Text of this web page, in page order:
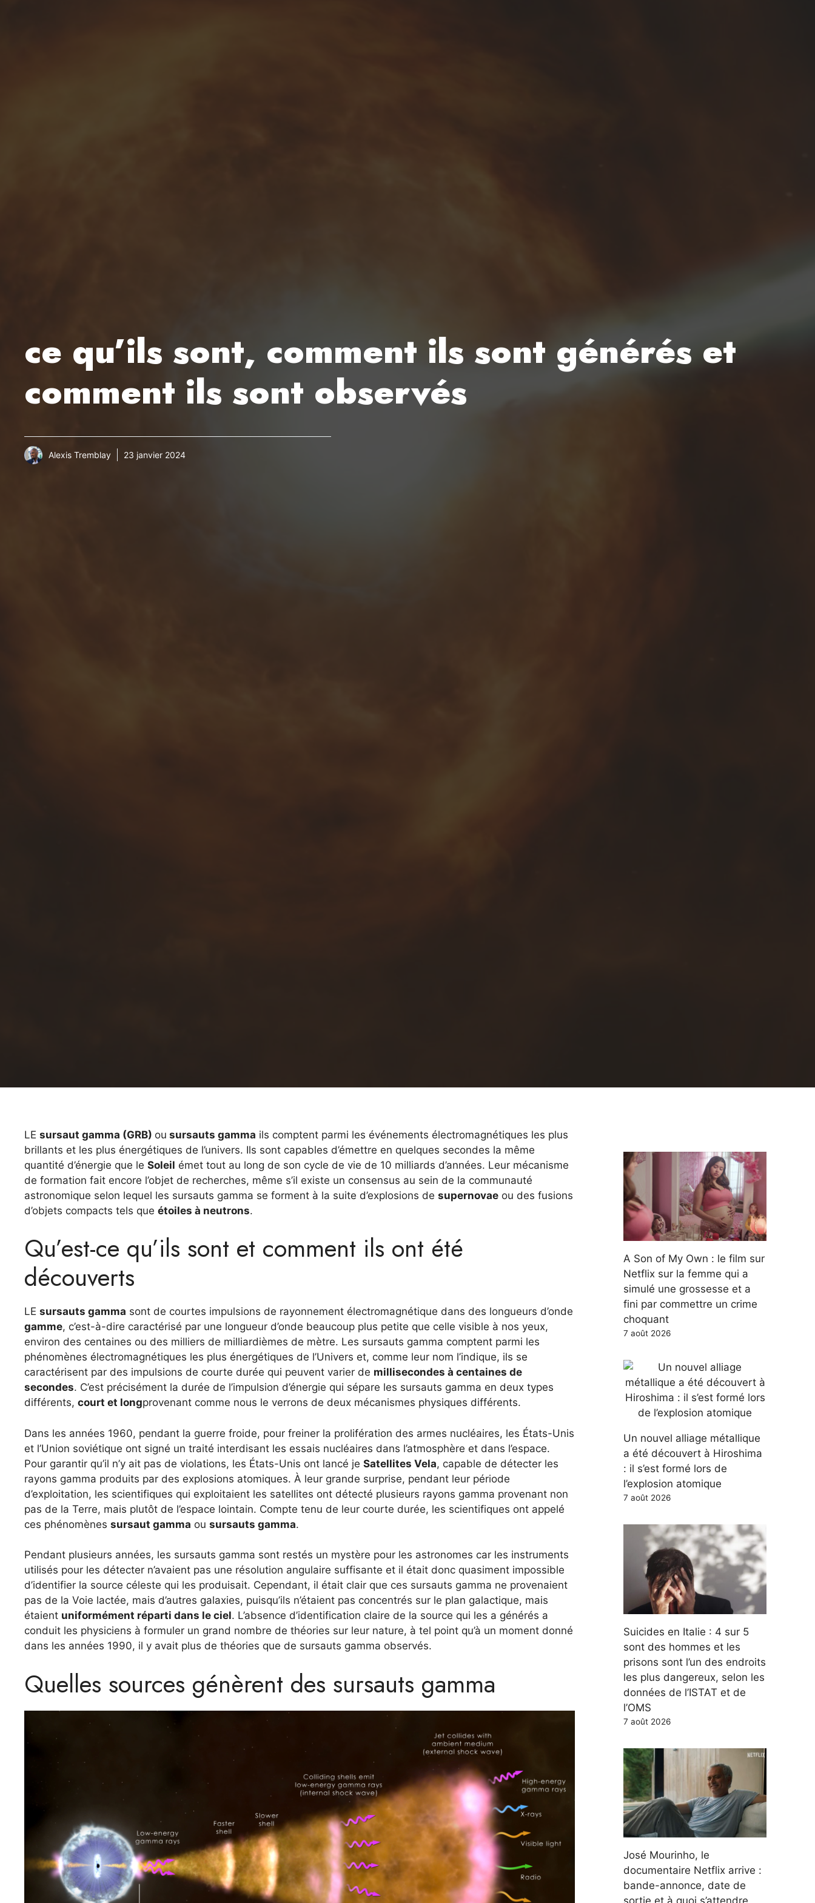
ce qu’ils sont, comment ils sont générés et
comment ils sont observés
Alexis Tremblay 23 janvier 2024
LE sursaut gamma (GRB) ou sursauts gamma ils comptent parmi les événements électromagnétiques les plus
brillants et les plus énergétiques de l’univers. Ils sont capables d’émettre en quelques secondes la même
quantité d’énergie que le Soleil émet tout au long de son cycle de vie de 10 milliards d’années. Leur mécanisme
de formation fait encore l’objet de recherches, même s’il existe un consensus au sein de la communauté
astronomique selon lequel les sursauts gamma se forment à la suite d’explosions de supernovae ou des fusions
d’objets compacts tels que étoiles à neutrons.
Qu’est-ce qu’ils sont et comment ils ont été
découverts
LE sursauts gamma sont de courtes impulsions de rayonnement électromagnétique dans des longueurs d’onde
gamme, c’est-à-dire caractérisé par une longueur d’onde beaucoup plus petite que celle visible à nos yeux,
environ des centaines ou des milliers de milliardièmes de mètre. Les sursauts gamma comptent parmi les
phénomènes électromagnétiques les plus énergétiques de l’Univers et, comme leur nom l’indique, ils se
caractérisent par des impulsions de courte durée qui peuvent varier de millisecondes à centaines de
secondes. C’est précisément la durée de l’impulsion d’énergie qui sépare les sursauts gamma en deux types
différents, court et longprovenant comme nous le verrons de deux mécanismes physiques différents.
Dans les années 1960, pendant la guerre froide, pour freiner la prolifération des armes nucléaires, les États-Unis
et l’Union soviétique ont signé un traité interdisant les essais nucléaires dans l’atmosphère et dans l’espace.
Pour garantir qu’il n’y ait pas de violations, les États-Unis ont lancé je Satellites Vela, capable de détecter les
rayons gamma produits par des explosions atomiques. À leur grande surprise, pendant leur période
d’exploitation, les scientifiques qui exploitaient les satellites ont détecté plusieurs rayons gamma provenant non
pas de la Terre, mais plutôt de l’espace lointain. Compte tenu de leur courte durée, les scientifiques ont appelé
ces phénomènes sursaut gamma ou sursauts gamma.
Pendant plusieurs années, les sursauts gamma sont restés un mystère pour les astronomes car les instruments
utilisés pour les détecter n’avaient pas une résolution angulaire suffisante et il était donc quasiment impossible
d’identifier la source céleste qui les produisait. Cependant, il était clair que ces sursauts gamma ne provenaient
pas de la Voie lactée, mais d’autres galaxies, puisqu’ils n’étaient pas concentrés sur le plan galactique, mais
étaient uniformément réparti dans le ciel. L’absence d’identification claire de la source qui les a générés a
conduit les physiciens à formuler un grand nombre de théories sur leur nature, à tel point qu’à un moment donné
dans les années 1990, il y avait plus de théories que de sursauts gamma observés.
Quelles sources génèrent des sursauts gamma
A Son of My Own : le film sur
Netflix sur la femme qui a
simulé une grossesse et a
fini par commettre un crime
choquant
7 août 2026
Un nouvel alliage métallique
a été découvert à Hiroshima
: il s’est formé lors de
l’explosion atomique
7 août 2026
Suicides en Italie : 4 sur 5
sont des hommes et les
prisons sont l’un des endroits
les plus dangereux, selon les
données de l’ISTAT et de
l’OMS
7 août 2026
José Mourinho, le
documentaire Netflix arrive :
bande-annonce, date de
sortie et à quoi s’attendre